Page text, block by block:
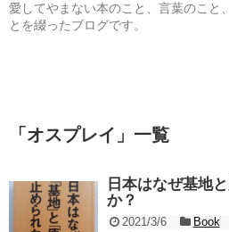
愛してやまない本のこと、言葉のこと
とを綴ったブログです。
「 オスプレイ 」 一覧
日本はなぜ基地
か？
2021/3/6
Book